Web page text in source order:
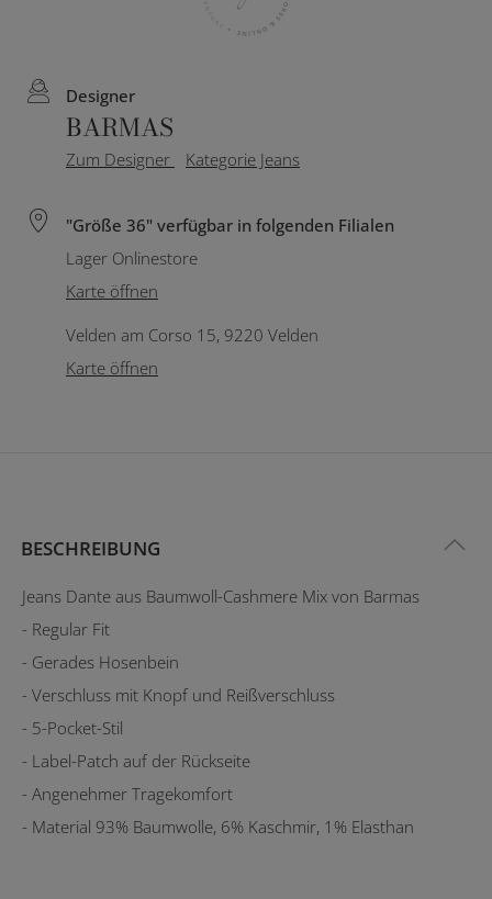
Designer
BARMAS
Zum Designer Kategorie Jeans
"Größe 36" verfügbar in folgenden Filialen
Lager Onlinestore
Karte öffnen
Velden am Corso 15, 9220 Velden
Karte öffnen
BESCHREIBUNG
Jeans Dante aus Baumwoll-Cashmere Mix von Barmas
- Regular Fit
- Gerades Hosenbein
- Verschluss mit Knopf und Reißverschluss
- 5-Pocket-Stil
- Label-Patch auf der Rückseite
- Angenehmer Tragekomfort
- Material 93% Baumwolle, 6% Kaschmir, 1% Elasthan